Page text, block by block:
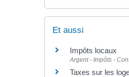
Et aussi
Impôts locaux
Argent - Impôts -
Taxes sur les